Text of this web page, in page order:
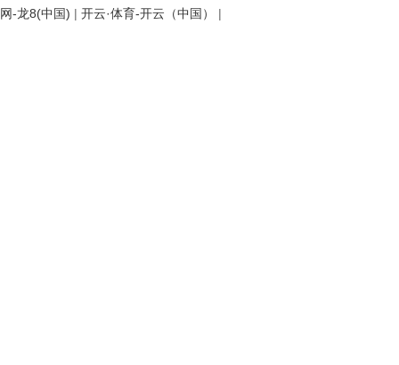
网-龙8(中国) | 开云·体育-开云（中国） |